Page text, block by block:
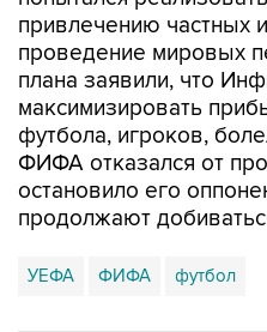
привлечению частных
проведение мировых
плана заявили, что
максимизировать
футбола, игроков,
ФИФА отказался от
остановило его
продолжают
УЕФА ФИФА футбол